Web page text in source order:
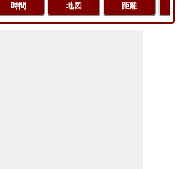
時間
地図
距離